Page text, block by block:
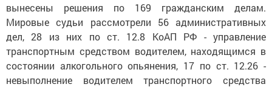
вынесены решения по 169 гражданским делам.
Мировые судьи рассмотрели 56 административных
дел, 28 из них по ст. 12.8 КоАП РФ - управление
транспортным средством водителем, находящимся в
состоянии алкогольного опьянения, 17 по ст. 12.26 -
невыполнение водителем транспортного средства